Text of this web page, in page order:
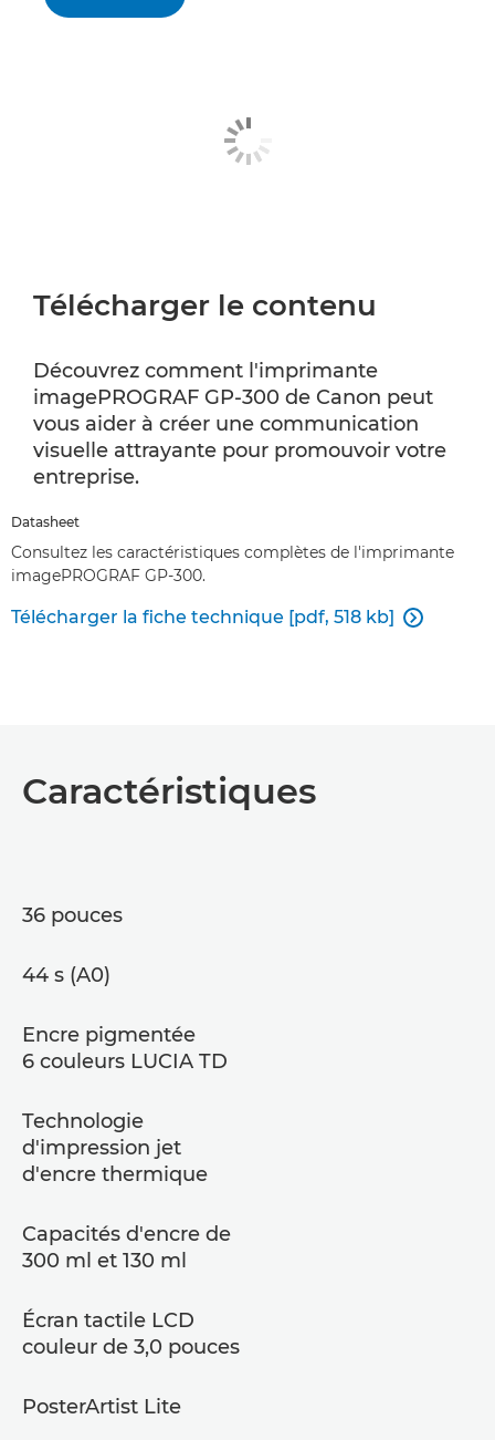
Télécharger le contenu
Découvrez comment l'imprimante
imagePROGRAF GP-300 de Canon peut
vous aider à créer une communication
visuelle attrayante pour promouvoir votre
entreprise.
Datasheet
Consultez les caractéristiques complètes de l'imprimante
imagePROGRAF GP-300.
Télécharger la fiche technique [pdf, 518 kb] 
Caractéristiques
36 pouces
44 s (A0)
Encre pigmentée
6 couleurs LUCIA TD
Technologie
d'impression jet
d'encre thermique
Capacités d'encre de
300 ml et 130 ml
Écran tactile LCD
couleur de 3,0 pouces
PosterArtist Lite